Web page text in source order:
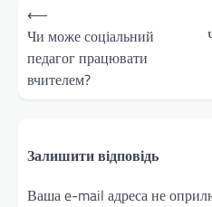
Навігація
записів
⟵
Чи може соціальний
педагог працювати
вчителем?
Залишити відповідь
Ваша e-mail адреса не